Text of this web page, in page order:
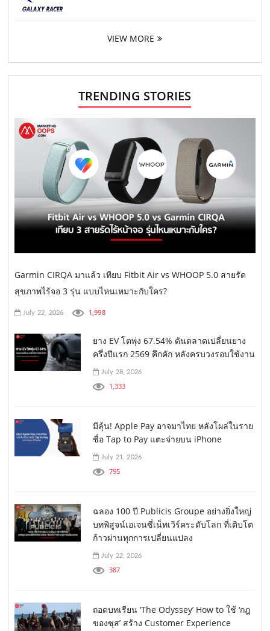
VIEW MORE
TRENDING STORIES
Garmin CIRQA มาแล้ว เทียบ Fitbit Air vs WHOOP 5.0 สายรัด
สุขภาพไร้จอ 3 รุ่น แบบไหนเหมาะกับใคร?
July 22, 2026 1,998
ยาง EV โตพุ่ง 67.54% ดันตลาดเปลี่ยนยาง
ครึ่งปีแรก 2569 คึกคัก หลังครบวงรอบใช้งาน
July 28, 2026
1,333
มีลุ้น! Apple Pay อาจมาไทย หลังโผล่ในราย
ชื่อ Tap to Pay แตะจ่ายบน iPhone
July 21, 2026
795
ฉลอง 100 ปี Publicis Groupe อย่างยิ่งใหญ่
บทพิสูจน์เอเจนซี่เน็ทเวิร์คระดับโลก ที่เติบโต
ก้าวผ่านทุกการเปลี่ยนแปลง
July 22, 2026
387
ถอดบทเรียน ‘The Odyssey’ How to ใช้ ‘กฎ
ของซุส’ สร้าง Customer Experience